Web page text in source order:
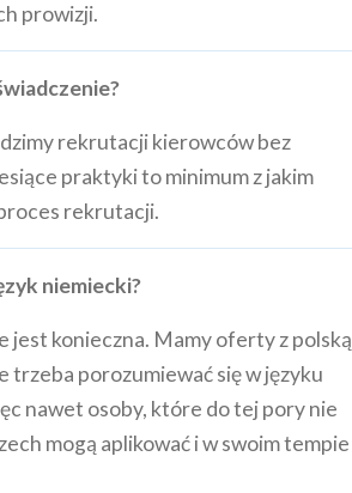
prowizji.
rekrutacji kierowców bez
praktyki to minimum z jakim
rekrutacji.
niemiecki?
jest konieczna. Mamy oferty z polską
trzeba porozumiewać się w języku
nawet osoby, które do tej pory nie
mogą aplikować i w swoim tempie